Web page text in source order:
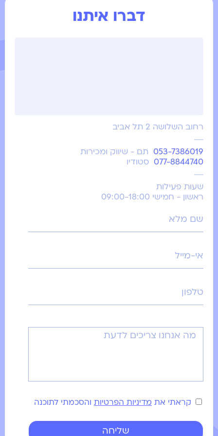
דברו איתנו
קראתי את מדיניות הפרטיות והסכמתי לתוכנה
רחוב השלושה 2 תל אביב
053-7386019
תם - שיווק ומכירות
077-8844740
סטודיו
שעות פעילות
ראשון - חמישי 09:00-18:00